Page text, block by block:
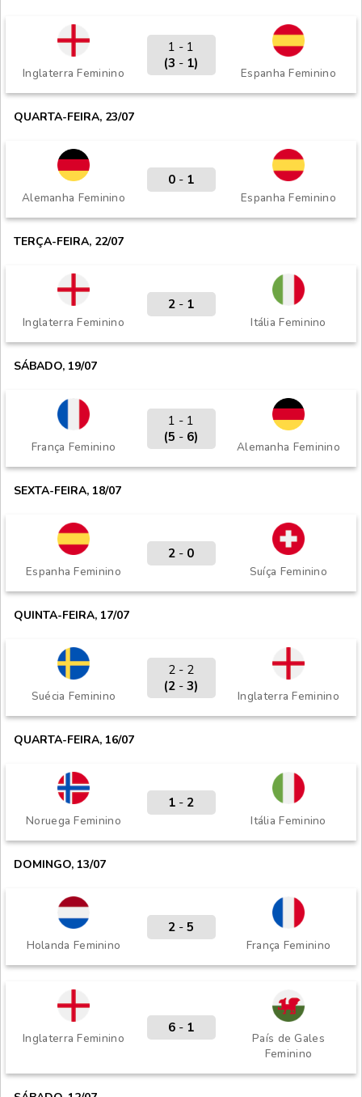
Inglaterra Feminino Espanha Feminino
1 - 1
(3 - 1)
QUARTA-FEIRA, 23/07
Alemanha Feminino Espanha Feminino
0 - 1
TERÇA-FEIRA, 22/07
Inglaterra Feminino Itália Feminino
2 - 1
SÁBADO, 19/07
França Feminino Alemanha Feminino
1 - 1
(5 - 6)
SEXTA-FEIRA, 18/07
Espanha Feminino Suíça Feminino
2 - 0
QUINTA-FEIRA, 17/07
Suécia Feminino Inglaterra Feminino
2 - 2
(2 - 3)
QUARTA-FEIRA, 16/07
Noruega Feminino Itália Feminino
1 - 2
DOMINGO, 13/07
Holanda Feminino França Feminino
2 - 5
Inglaterra Feminino
País de Gales
Feminino
6 - 1